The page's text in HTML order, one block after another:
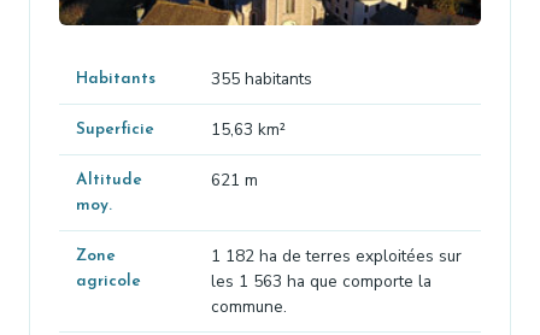
Habitants 355 habitants
Superficie 15,63 km²
Altitude
moy.
621 m
Zone
agricole
1 182 ha de terres exploitées sur
les 1 563 ha que comporte la
commune.